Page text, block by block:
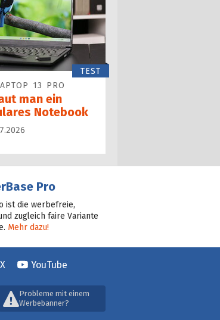
TEST
13 PRO
man ein
Notebook
Pro
ist die werbefreie,
zugleich faire Variante
Mehr dazu!
X YouTube
Probleme mit einem
Werbebanner?